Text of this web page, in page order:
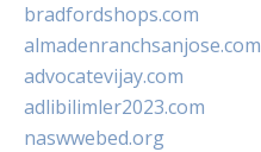
bradfordshops.com
almadenranchsanjose.com
advocatevijay.com
adlibilimler2023.com
naswwebed.org